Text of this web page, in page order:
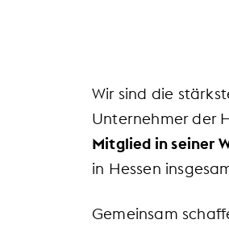
Wir sind die
Unternehmer der
Mitglied in seiner
in Hessen
Gemeinsam